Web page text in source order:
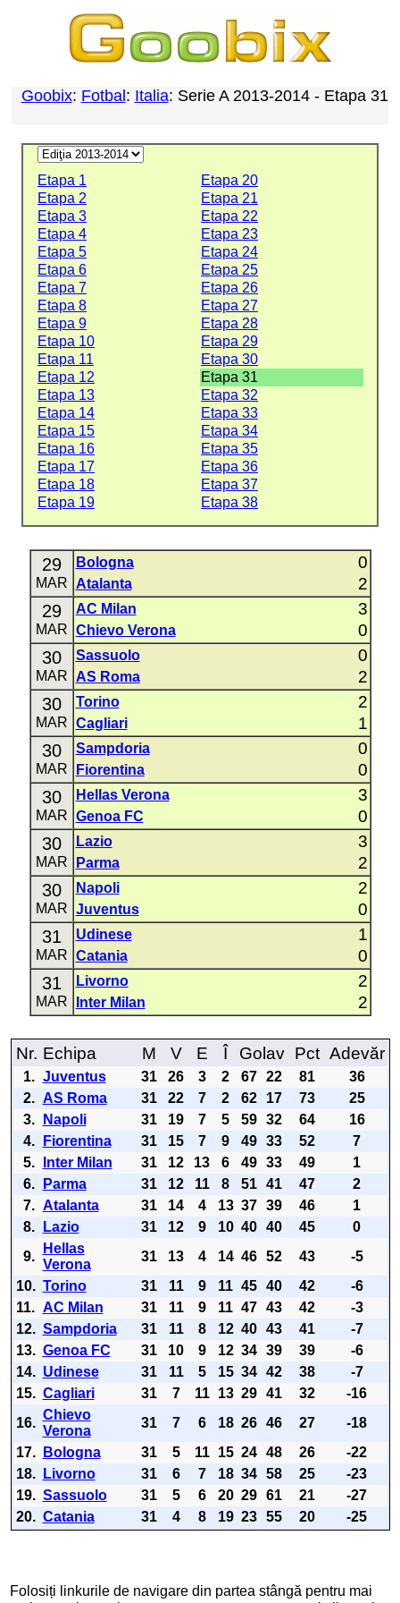
Goobix: Fotbal : Italia: Serie A 2013-2014 - Etapa 31
Etapa 1
Etapa 20
Etapa 2
Etapa 21
Etapa 3
Etapa 22
Etapa 4
Etapa 23
Etapa 5
Etapa 24
Etapa 6
Etapa 25
Etapa 7
Etapa 26
Etapa 8
Etapa 27
Etapa 9
Etapa 28
Etapa 10
Etapa 29
Etapa 11
Etapa 30
Etapa 12
Etapa 31
Etapa 13
Etapa 32
Etapa 14
Etapa 33
Etapa 15
Etapa 34
Etapa 16
Etapa 35
Etapa 17
Etapa 36
Etapa 18
Etapa 37
Etapa 19
Etapa 38
29
MAR
Bologna 0
Atalanta 2
29
MAR
AC Milan 3
Chievo Verona 0
30
MAR
Sassuolo 0
AS Roma 2
30
MAR
Torino 2
Cagliari 1
30
MAR
Sampdoria 0
Fiorentina 0
30
MAR
Hellas Verona 3
Genoa FC 0
30
MAR
Lazio 3
Parma 2
30
MAR
Napoli 2
Juventus 0
31
MAR
Udinese 1
Catania 0
31
MAR
Livorno 2
Inter Milan 2
Nr. Echipa M V E Î Golav Pct Adevăr
1. Juventus 31 26 3 2 67 22 81
36
2. AS Roma 31 22 7 2 62 17 73
25
3.
Napoli 31 19 7 5 59 32 64
16
4.
Fiorentina 31 15 7 9 49 33 52
7
5.
Inter Milan 31 12 13 6 49 33 49
1
6.
Parma 31 12 11 8 51 41 47
2
7. Atalanta 31 14 4 13 37 39 46
1
8.
Lazio 31 12 9 10 40 40 45
0
9.
Hellas
Verona
31 13 4 14 46 52 43
-5
10. Torino 31 11 9 11 45 40 42
-6
11. AC Milan 31 11 9 11 47 43 42
-3
12. Sampdoria 31 11 8 12 40 43 41
-7
13. Genoa FC 31 10 9 12 34 39 39
-6
14. Udinese 31 11 5 15 34 42 38
-7
15. Cagliari 31 7 11 13 29 41 32
-16
16.
Chievo
Verona
31 7 6 18 26 46 27
-18
17.
Bologna 31 5 11 15 24 48 26
-22
18.
Livorno 31 6 7 18 34 58 25
-23
19. Sassuolo 31 5 6 20 29 61 21
-27
20. Catania 31 4 8 19 23 55 20 -25
Folosiți linkurile de navigare din partea stângă pentru mai